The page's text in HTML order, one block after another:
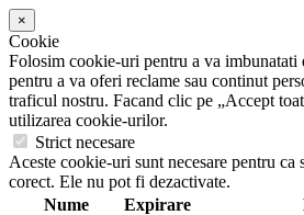
×
Cookie
Folosim cookie-uri pentru a va imbunatati
pentru a va oferi reclame sau continut
traficul nostru. Facand clic pe „Accept
utilizarea cookie-urilor.
Strict necesare
Aceste cookie-uri sunt necesare pentru ca
corect. Ele nu pot fi dezactivate.
Nume
Expirare